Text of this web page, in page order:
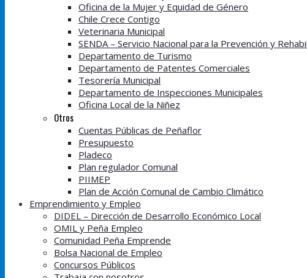
Oficina de la Mujer y Equidad de Género
Chile Crece Contigo
Veterinaria Municipal
SENDA – Servicio Nacional para la Prevención y
Departamento de Turismo
Departamento de Patentes Comerciales
Tesorería Municipal
Departamento de Inspecciones Municipales
Oficina Local de la Niñez
Otros
Cuentas Públicas de Peñaflor
Presupuesto
Pladeco
Plan regulador Comunal
PIIMEP
Plan de Acción Comunal de Cambio Climático
Emprendimiento y Empleo
DIDEL – Dirección de Desarrollo Económico Local
OMIL y Peña Empleo
Comunidad Peña Emprende
Bolsa Nacional de Empleo
Concursos Públicos